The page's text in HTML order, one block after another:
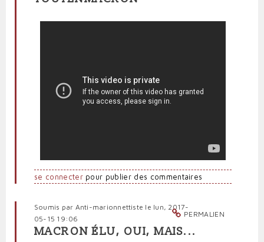
se connecterpour publier des commentaires
PERMALIEN
Soumis par Anti-marionnettiste le lun, 2017-
05-15 19:06
MACRON ÉLU, OUI, MAIS...